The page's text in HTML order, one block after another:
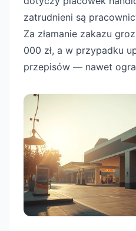
zatrudnieni są
Za złamanie zakazu
000 zł, a w przypadku
przepisów — nawet